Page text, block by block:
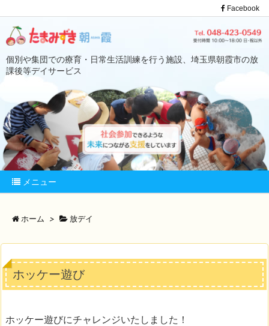
個別や集団での療育・日常生活訓練を行う施設、埼玉県朝霞市の放
課後等デイサービス
メニュー
Facebook
ホーム > 放デイ
ホッケー遊び
ホッケー遊びにチャレンジいたしました！